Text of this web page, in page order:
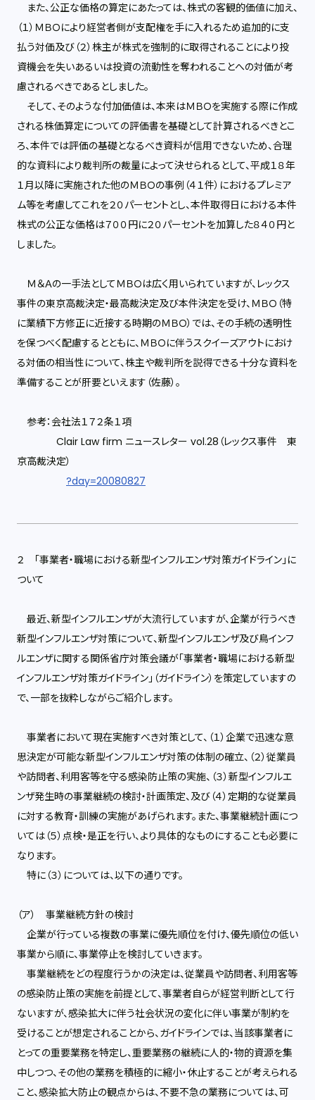
また、公正な価格の算定にあたっては、株式の客観的価値に加え、
（１）ＭＢＯにより経営者側が支配権を手に入れるため追加的に支
払う対価及び（２）株主が株式を強制的に取得されることにより投
資機会を失いあるいは投資の流動性を奪われることへの対価が考
慮されるべきであるとしました。
そして、そのような付加価値は、本来はＭＢＯを実施する際に作成
される株価算定についての評価書を基礎として計算されるべきとこ
ろ、本件では評価の基礎となるべき資料が信用できないため、合理
的な資料により裁判所の裁量によって決せられるとして、平成１８年
１月以降に実施された他のＭＢＯの事例（４１件）におけるプレミア
ム等を考慮してこれを２０パーセントとし、本件取得日における本件
株式の公正な価格は７００円に２０パーセントを加算した８４０円と
しました。
Ｍ＆Ａの一手法としてＭＢＯは広く用いられていますが、レックス
事件の東京高裁決定・最高裁決定及び本件決定を受け、ＭＢＯ（特
に業績下方修正に近接する時期のＭＢＯ）では、その手続の透明性
を保つべく配慮するとともに、ＭＢＯに伴うスクイーズアウトにおけ
る対価の相当性について、株主や裁判所を説得できる十分な資料を
準備することが肝要といえます（佐藤）。
参考：会社法１７２条１項
Clair Law firm ニュースレター vol.28（レックス事件 東
京高裁決定）
?day=20080827
２ 「事業者・職場における新型インフルエンザ対策ガイドライン」に
ついて
最近、新型インフルエンザが大流行していますが、企業が行うべき
新型インフルエンザ対策について、新型インフルエンザ及び鳥インフ
ルエンザに関する関係省庁対策会議が「事業者・職場における新型
インフルエンザ対策ガイドライン」（ガイドライン）を策定していますの
で、一部を抜粋しながらご紹介します。
事業者において現在実施すべき対策として、（１）企業で迅速な意
思決定が可能な新型インフルエンザ対策の体制の確立、（２）従業員
や訪問者、利用客等を守る感染防止策の実施、（３）新型インフルエ
ンザ発生時の事業継続の検討・計画策定、及び（４）定期的な従業員
に対する教育・訓練の実施があげられます。また、事業継続計画につ
いては（５）点検・是正を行い、より具体的なものにすることも必要に
なります。
特に（３）については、以下の通りです。
（ア） 事業継続方針の検討
企業が行っている複数の事業に優先順位を付け、優先順位の低い
事業から順に、事業停止を検討していきます。
事業継続をどの程度行うかの決定は、従業員や訪問者、利用客等
の感染防止策の実施を前提として、事業者自らが経営判断として行
ないますが、感染拡大に伴う社会状況の変化に伴い事業が制約を
受けることが想定されることから、ガイドラインでは、当該事業者に
とっての重要業務を特定し、重要業務の継続に人的・物的資源を集
中しつつ、その他の業務を積極的に縮小・休止することが考えられる
こと、感染拡大防止の観点からは、不要不急の業務については、可